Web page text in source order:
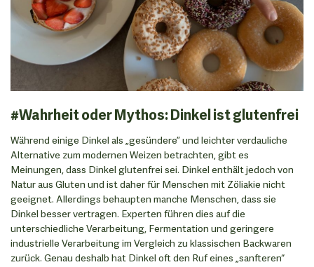
#Wahrheit oder Mythos: Dinkel ist glutenfrei
Während einige Dinkel als „gesündere” und leichter verdauliche
Alternative zum modernen Weizen betrachten, gibt es
Meinungen, dass Dinkel glutenfrei sei. Dinkel enthält jedoch von
Natur aus Gluten und ist daher für Menschen mit Zöliakie nicht
geeignet. Allerdings behaupten manche Menschen, dass sie
Dinkel besser vertragen. Experten führen dies auf die
unterschiedliche Verarbeitung, Fermentation und geringere
industrielle Verarbeitung im Vergleich zu klassischen Backwaren
zurück. Genau deshalb hat Dinkel oft den Ruf eines „sanfteren“